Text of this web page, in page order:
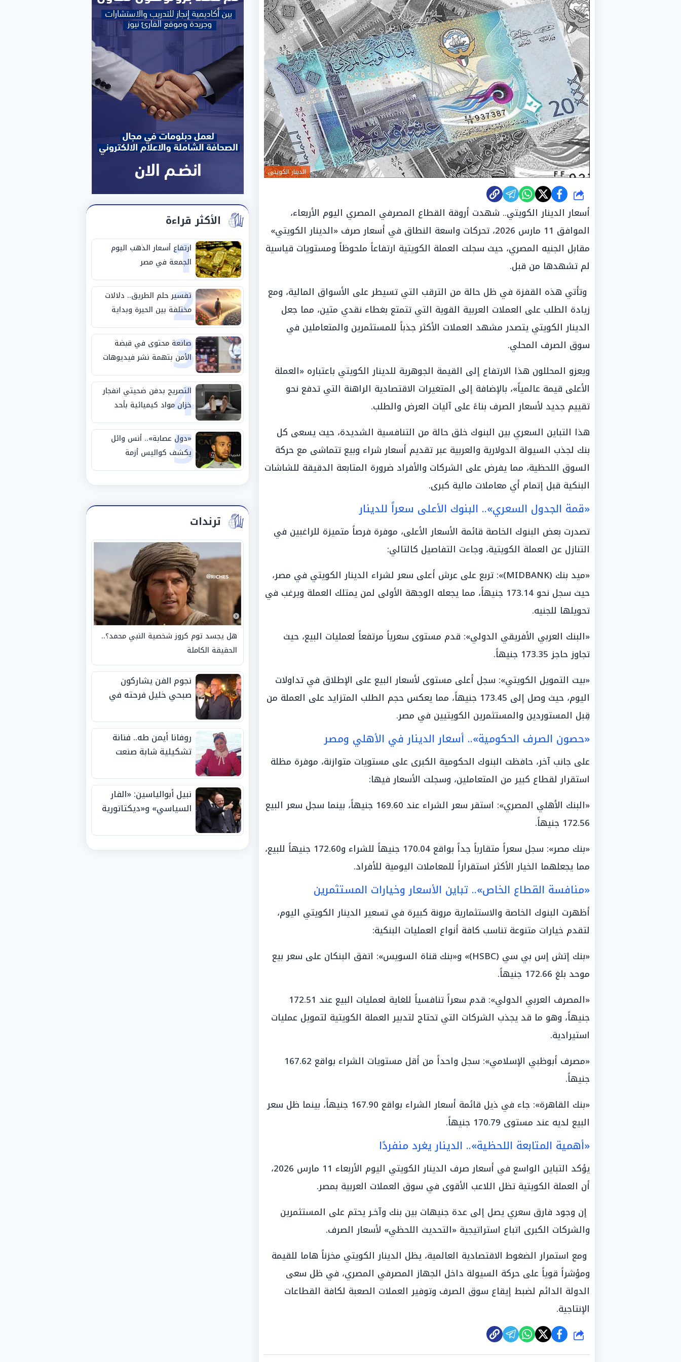
الدينار الكويتي
شارك
أسعار الدينار الكويتي.. شهدت أروقة القطاع المصرفي المصري اليوم الأربعاء،
الموافق 11 مارس 2026، تحركات واسعة النطاق في أسعار صرف «الدينار الكويتي»
مقابل الجنيه المصري، حيث سجلت العملة الكويتية ارتفاعاً ملحوظاً ومستويات قياسية
لم تشهدها من قبل.
وتأتي هذه القفزة في ظل حالة من الترقب التي تسيطر على الأسواق المالية، ومع
زيادة الطلب على العملات العربية القوية التي تتمتع بغطاء نقدي متين، مما جعل
الدينار الكويتي يتصدر مشهد العملات الأكثر جذباً للمستثمرين والمتعاملين في
سوق الصرف المحلي.
ويعزو المحللون هذا الارتفاع إلى القيمة الجوهرية للدينار الكويتي باعتباره «العملة
الأعلى قيمة عالمياً»، بالإضافة إلى المتغيرات الاقتصادية الراهنة التي تدفع نحو
تقييم جديد لأسعار الصرف بناءً على آليات العرض والطلب.
هذا التباين السعري بين البنوك خلق حالة من التنافسية الشديدة، حيث يسعى كل
بنك لجذب السيولة الدولارية والعربية عبر تقديم أسعار شراء وبيع تتماشى مع حركة
السوق اللحظية، مما يفرض على الشركات والأفراد ضرورة المتابعة الدقيقة للشاشات
البنكية قبل إتمام أي معاملات مالية كبرى.
«قمة الجدول السعري».. البنوك الأعلى سعراً للدينار
تصدرت بعض البنوك الخاصة قائمة الأسعار الأعلى، موفرة فرصاً متميزة للراغبين في
التنازل عن العملة الكويتية، وجاءت التفاصيل كالتالي:
«ميد بنك (MIDBANK)»: تربع على عرش أعلى سعر لشراء الدينار الكويتي في مصر،
حيث سجل نحو 173.14 جنيهاً، مما يجعله الوجهة الأولى لمن يمتلك العملة ويرغب في
تحويلها للجنيه.
«البنك العربي الأفريقي الدولي»: قدم مستوى سعرياً مرتفعاً لعمليات البيع، حيث
تجاوز حاجز 173.35 جنيهاً.
«بيت التمويل الكويتي»: سجل أعلى مستوى لأسعار البيع على الإطلاق في تداولات
اليوم، حيث وصل إلى 173.45 جنيهاً، مما يعكس حجم الطلب المتزايد على العملة من
قِبل المستوردين والمستثمرين الكويتيين في مصر.
«حصون الصرف الحكومية».. أسعار الدينار في الأهلي ومصر
على جانب آخر، حافظت البنوك الحكومية الكبرى على مستويات متوازنة، موفرة مظلة
استقرار لقطاع كبير من المتعاملين، وسجلت الأسعار فيها:
«البنك الأهلي المصري»: استقر سعر الشراء عند 169.60 جنيهاً، بينما سجل سعر البيع
172.56 جنيهاً.
«بنك مصر»: سجل سعراً متقارباً جداً بواقع 170.04 جنيهاً للشراء و172.60 جنيهاً للبيع،
مما يجعلهما الخيار الأكثر استقراراً للمعاملات اليومية للأفراد.
«منافسة القطاع الخاص».. تباين الأسعار وخيارات المستثمرين
أظهرت البنوك الخاصة والاستثمارية مرونة كبيرة في تسعير الدينار الكويتي اليوم،
لتقدم خيارات متنوعة تناسب كافة أنواع العمليات البنكية:
«بنك إتش إس بي سي (HSBC)» و«بنك قناة السويس»: اتفق البنكان على سعر بيع
موحد بلغ 172.66 جنيهاً.
«المصرف العربي الدولي»: قدم سعراً تنافسياً للغاية لعمليات البيع عند 172.51
جنيهاً، وهو ما قد يجذب الشركات التي تحتاج لتدبير العملة الكويتية لتمويل عمليات
استيرادية.
«مصرف أبوظبي الإسلامي»: سجل واحداً من أقل مستويات الشراء بواقع 167.62
جنيهاً.
«بنك القاهرة»: جاء في ذيل قائمة أسعار الشراء بواقع 167.90 جنيهاً، بينما ظل سعر
البيع لديه عند مستوى 170.79 جنيهاً.
«أهمية المتابعة اللحظية».. الدينار يغرد منفردًا
يؤكد التباين الواسع في أسعار صرف الدينار الكويتي اليوم الأربعاء 11 مارس 2026،
أن العملة الكويتية تظل اللاعب الأقوى في سوق العملات العربية بمصر.
إن وجود فارق سعري يصل إلى عدة جنيهات بين بنك وآخـر يحتم على المستثمرين
والشركات الكبرى اتباع استراتيجية «التحديث اللحظي» لأسعار الصرف.
ومع استمرار الضغوط الاقتصادية العالمية، يظل الدينار الكويتي مخزناً هاما للقيمة
ومؤشراً قوياً على حركة السيولة داخل الجهاز المصرفي المصري، في ظل سعى
الدولة الدائم لضبط إيقاع سوق الصرف وتوفير العملات الصعبة لكافة القطاعات
الإنتاجية.
شارك
الأكثر قراءة
1
ارتفاع أسعار الذهب اليوم
الجمعة في مصر
2
تفسير حلم الطريق.. دلالات
مختلفة بين الحيرة وبداية
مرحلة جديدة
3
صانعة محتوى في قبضة
الأمن بتهمة نشر فيديوهات
خادشة للحياء
4
التصريح بدفن ضحيتي انفجار
خزان مواد كيميائية بأحد
مصانع الفيوم
5
«دول عصابة».. أنس وائل
يكشف كواليس أزمة
استبعاده المفاجئ من
ترندات
هل يجسد توم كروز شخصية النبي محمد؟..
الحقيقة الكاملة
نجوم الفن يشاركون
صبحي خليل فرحته في
روفانا أيمن طه.. فنانة
تشكيلية شابة صنعت
الجوائز منذ الصغر
نبيل أبوالياسين: «الفار
السياسي» و«ديكتاتورية
الفيفا».. وإقالة